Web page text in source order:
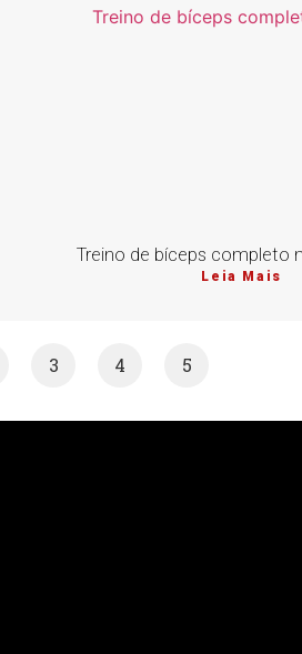
Treino de bíceps completo
Leia Mais
3 4 5